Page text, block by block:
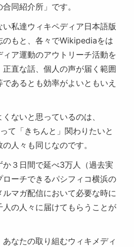
同紹介所」です。
私達ウィキペディア日本語版
のもと、各々でWikipediaをは
ィア運動のアウトリーチ活動を
直な話、個人の声が届く範囲
あるとも効率がよいともいえ
ないと思っているのは、
て「きちんと」関わりたいと
人々も同じなのです。
３日間で延べ3万人（過去実
ーチできるパシフィコ横浜の
マガ配信において必要な時に
の人々に届けてもらうことが
なたの取り組むウィキメディ